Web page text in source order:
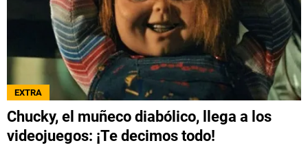
EXTRA
Chucky, el muñeco diabólico, llega a los
videojuegos: ¡Te decimos todo!